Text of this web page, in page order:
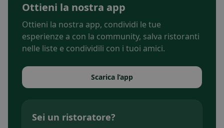
Ottieni la nostra app
Ottieni la nostra app, condividi le tue
esperienze a con la community, salva ristoranti
nelle liste e condividili con i tuoi amici.
Scarica l’app
Sei un ristoratore?